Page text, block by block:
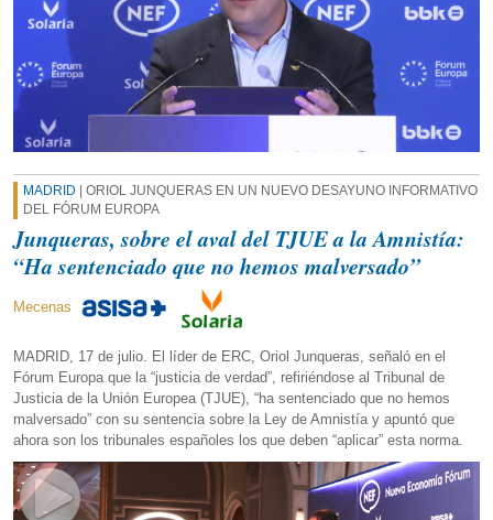
MADRID | ORIOL JUNQUERAS EN UN NUEVO DESAYUNO INFORMATIVO
DEL FÓRUM EUROPA
Junqueras, sobre el aval del TJUE a la Amnistía:
“Ha sentenciado que no hemos malversado”
Mecenas
MADRID, 17 de julio. El líder de ERC, Oriol Junqueras, señaló en el
Fórum Europa que la “justicia de verdad”, refiriéndose al Tribunal de
Justicia de la Unión Europea (TJUE), “ha sentenciado que no hemos
malversado” con su sentencia sobre la Ley de Amnistía y apuntó que
ahora son los tribunales españoles los que deben “aplicar” esta norma.